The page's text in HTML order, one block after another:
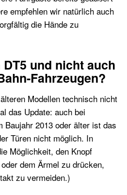
empfehlen wir natürlich auch
die Hände zu
und nicht auch
Fahrzeugen?
Modellen technisch nicht
das Update: auch bei
Baujahr 2013 oder älter ist das
Türen nicht möglich. In
Möglichkeit, den Knopf
dem Ärmel zu drücken,
zu vermeiden.)